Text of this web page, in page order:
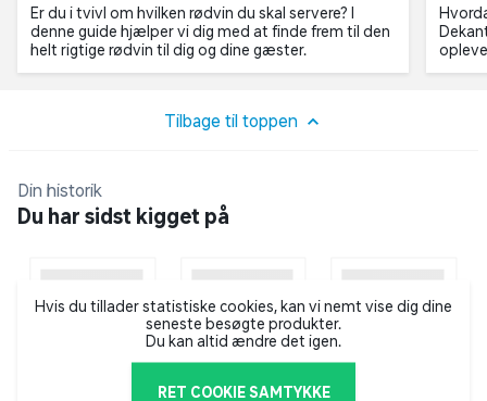
Er du i tvivl om hvilken rødvin du skal servere? I
denne guide hjælper vi dig med at finde frem til den
helt rigtige rødvin til dig og dine gæster.
Tilbage til toppen
Din historik
Du har sidst kigget på
Hvis du tillader statistiske cookies, kan vi nemt vise dig dine
seneste besøgte produkter.
Du kan altid ændre det igen.
RET COOKIE SAMTYKKE